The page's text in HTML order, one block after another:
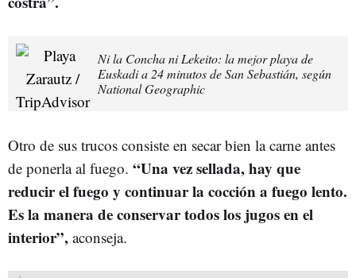
Ni la Concha ni Lekeito: la mejor playa de
Euskadi a 24 minutos de San Sebastián, según
National Geographic
Otro de sus trucos consiste en secar bien la carne antes
de ponerla al fuego. “Una vez sellada, hay que
reducir el fuego y continuar la cocción a fuego lento.
Es la manera de conservar todos los jugos en el
interior”, aconseja.